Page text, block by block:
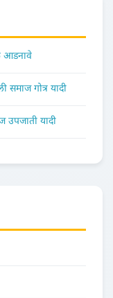
आडनावे
गोत्र यादी
यादी